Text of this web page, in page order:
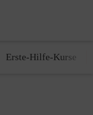
Erste-Hilfe-Kurse